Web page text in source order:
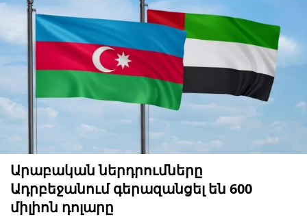
Արաբական ներդրումները
Ադրբեջանում գերազանցել են 600
միլիոն դոլարը